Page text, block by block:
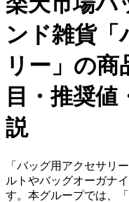
ンド雑貨「
リー」 の商
目・推奨
説
「バッグ用アクセサリ
ルトやバッグオーガナ
す。本グループでは、